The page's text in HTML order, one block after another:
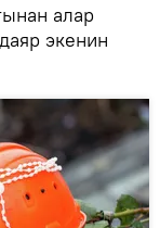
алар
экенин